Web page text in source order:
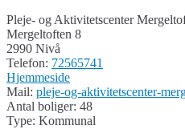
Pleje- og Aktivitetscenter
Mergeltoften 8
2990 Nivå
Telefon: 72565741
Hjemmeside
Mail: pleje-og-aktivitetscenter-
Antal boliger: 48
Type: Kommunal